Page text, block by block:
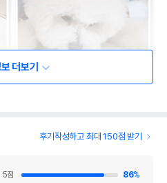
더보기
후기작성하고 최대 150점 받기
5점 86%